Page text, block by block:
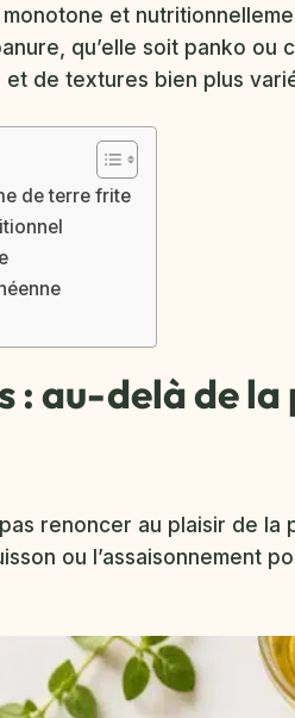
et
qu’elle soit panko ou
de textures bien plus
de terre frite
: au-delà de la
renoncer au plaisir de la
ou l’assaisonnement